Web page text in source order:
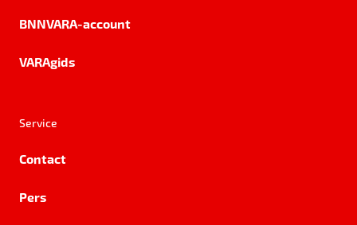
BNNVARA-account
VARAgids
Service
Contact
Pers